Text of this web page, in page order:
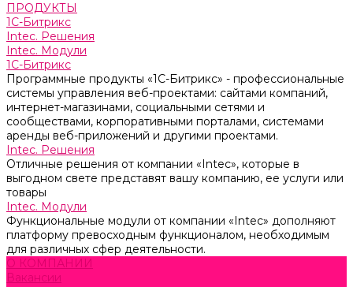
ПРОДУКТЫ
1С-Битрикс
Intec. Решения
Intec. Модули
1С-Битрикс
Программные продукты «1С-Битрикс» - профессиональные
системы управления веб-проектами: сайтами компаний,
интернет-магазинами, социальными сетями и
сообществами, корпоративными порталами, системами
аренды веб-приложений и другими проектами.
Intec. Решения
Отличные решения от компании «Intec», которые в
выгодном свете представят вашу компанию, ее услуги или
товары
Intec. Модули
Функциональные модули от компании «Intec» дополняют
платформу превосходным функционалом, необходимым
для различных сфер деятельности.
О КОМПАНИИ
Вакансии